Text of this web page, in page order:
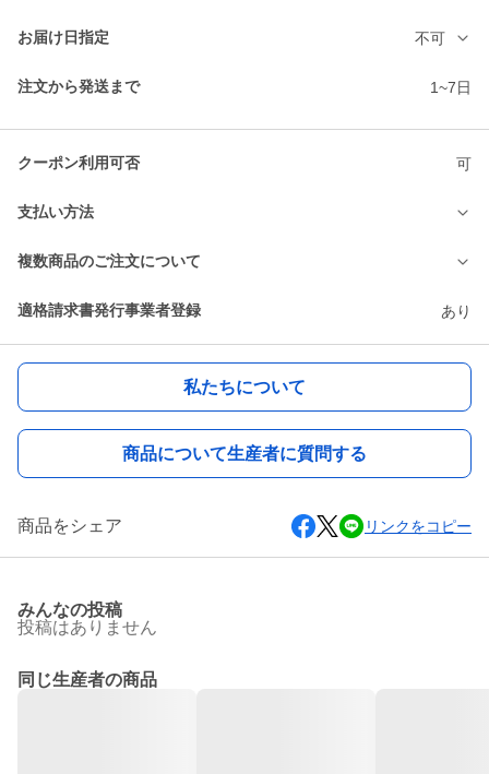
お届け日指定 不可
注文から発送まで 1~7日
クーポン利用可否 可
支払い方法
複数商品のご注文について
適格請求書発行事業者登録 あり
私たちについて
商品について生産者に質問する
商品をシェア リンクをコピー
みんなの投稿
投稿はありません
同じ生産者の商品